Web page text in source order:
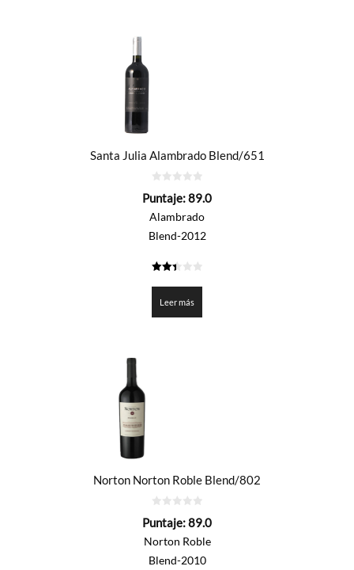
Santa Julia Alambrado Blend/651
de
Puntaje:89.0
Alambrado
Blend-2012
de 5
Leer más
Norton Norton Roble Blend/802
de
Puntaje:89.0
Norton Roble
Blend-2010